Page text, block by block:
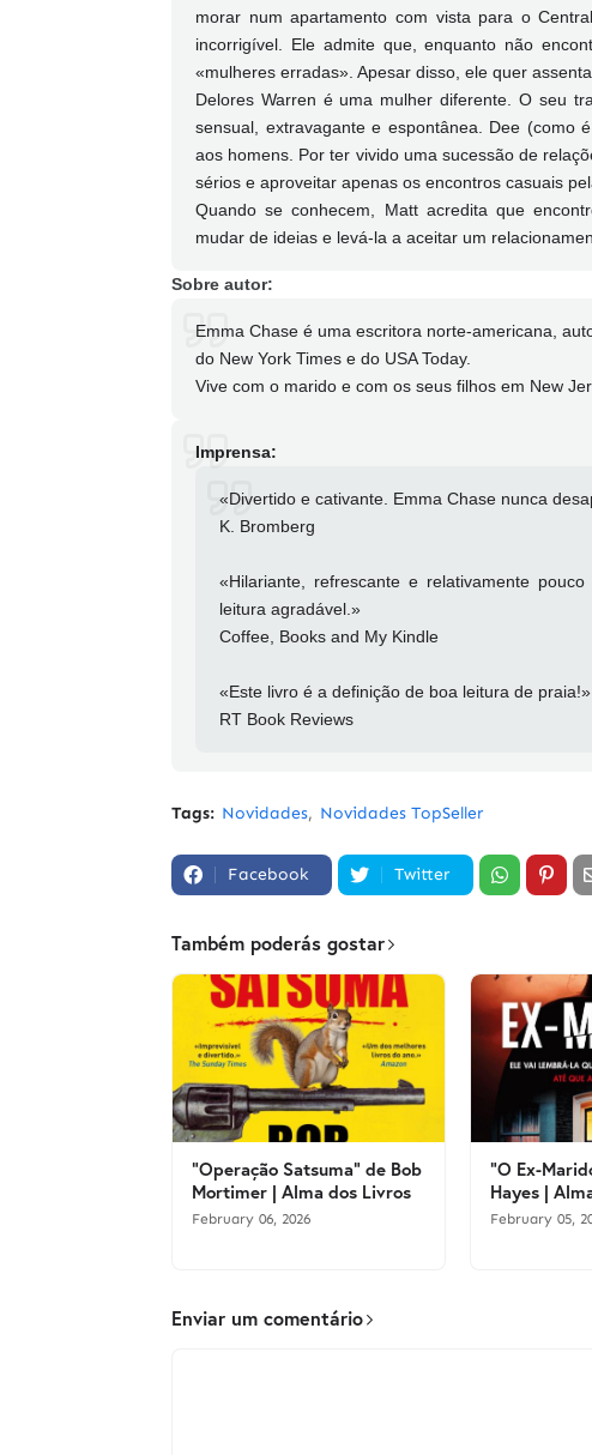
morar num apartamento com vista para o
incorrigível. Ele admite que, enquanto não
«mulheres erradas». Apesar disso, ele quer
Delores Warren é uma mulher diferente. O seu
sensual, extravagante e espontânea. Dee (como
aos homens. Por ter vivido uma sucessão de
sérios e aproveitar apenas os encontros casuais
Quando se conhecem, Matt acredita que
mudar de ideias e levá-la a aceitar um
Sobre autor:
Emma Chase é uma escritora norte-americana,
do New York Times e do USA Today.
Vive com o marido e com os seus filhos em New
Imprensa:
«Divertido e cativante. Emma Chase nunca
K. Bromberg
«Hilariante, refrescante e relativamente
leitura agradável.»
Coffee, Books and My Kindle
«Este livro é a definição de boa leitura de praia!»
RT Book Reviews
Tags: Novidades Novidades TopSeller
Facebook Twitter
Também poderás gostar
"Operação Satsuma" de Bob
Mortimer | Alma dos Livros
February 06, 2026
"O Ex-
Hayes |
February 05,
Enviar um comentário